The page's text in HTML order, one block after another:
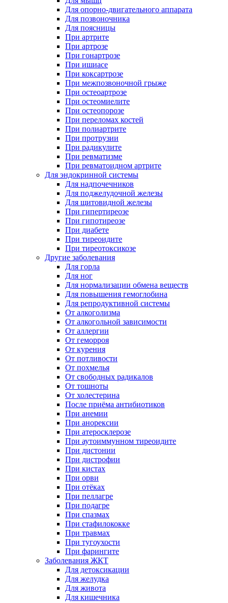
Для опорно-двигательного аппарата
Для позвоночника
Для поясницы
При артрите
При артрозе
При гонартрозе
При ишиасе
При коксартрозе
При межпозвоночной грыже
При остеоартрозе
При остеомиелите
При остеопорозе
При переломах костей
При полиартрите
При протрузии
При радикулите
При ревматизме
При ревматоидном артрите
Для эндокринной системы
Для надпочечников
Для поджелудочной железы
Для щитовидной железы
При гипертиреозе
При гипотиреозе
При диабете
При тиреоидите
При тиреотоксикозе
Другие заболевания
Для горла
Для ног
Для нормализации обмена веществ
Для повышения гемоглобина
Для репродуктивной системы
От алкоголизма
От алкогольной зависимости
От аллергии
От геморроя
От курения
От потливости
От похмелья
От свободных радикалов
От тошноты
От холестерина
После приёма антибиотиков
При анемии
При анорексии
При атеросклерозе
При аутоиммунном тиреоидите
При дистонии
При дистрофии
При кистах
При орви
При отёках
При пеллагре
При подагре
При спазмах
При стафилококке
При травмах
При тугоухости
При фарингите
Заболевания ЖКТ
Для детоксикации
Для желудка
Для живота
Для кишечника